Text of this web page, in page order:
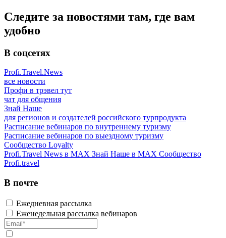
Следите за новостями там, где вам
удобно
В соцсетях
Profi.Travel.News
все новости
Профи в трэвел тут
чат для общения
Знай Наше
для регионов и создателей российского турпродукта
Расписание вебинаров по внутреннему туризму
Расписание вебинаров по выездному туризму
Сообщество Loyalty
Profi.Travel News в MAX Знай Наше в MAX Сообщество
Profi.travel
В почте
Ежедневная рассылка
Еженедельная рассылка вебинаров